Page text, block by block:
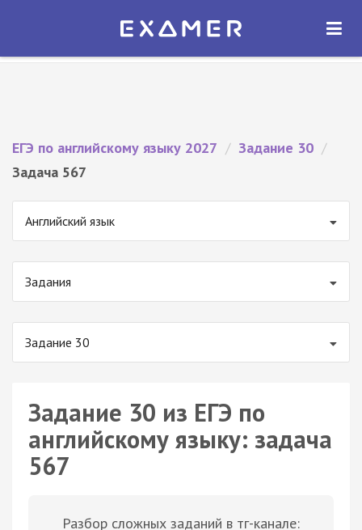
Экзамер — ЕГЭ 2027
ОТКРЫТЬ
ЕГЭ по английскому языку 2027 / Задание 30 /
Задача 567
Английский язык
Задания
Задание 30
Задание 30 из ЕГЭ по
английскому языку: задача
567
Разбор сложных заданий в тг-канале: